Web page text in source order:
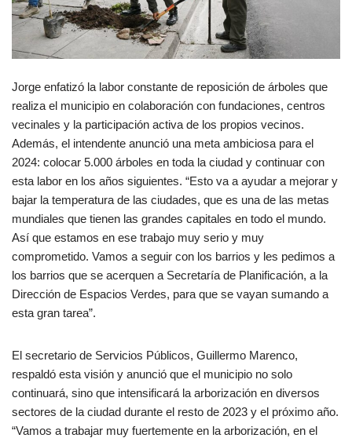
Jorge enfatizó la labor constante de reposición de árboles que
realiza el municipio en colaboración con fundaciones, centros
vecinales y la participación activa de los propios vecinos.
Además, el intendente anunció una meta ambiciosa para el
2024: colocar 5.000 árboles en toda la ciudad y continuar con
esta labor en los años siguientes. “Esto va a ayudar a mejorar y
bajar la temperatura de las ciudades, que es una de las metas
mundiales que tienen las grandes capitales en todo el mundo.
Así que estamos en ese trabajo muy serio y muy
comprometido. Vamos a seguir con los barrios y les pedimos a
los barrios que se acerquen a Secretaría de Planificación, a la
Dirección de Espacios Verdes, para que se vayan sumando a
esta gran tarea”.
El secretario de Servicios Públicos, Guillermo Marenco,
respaldó esta visión y anunció que el municipio no solo
continuará, sino que intensificará la arborización en diversos
sectores de la ciudad durante el resto de 2023 y el próximo año.
“Vamos a trabajar muy fuertemente en la arborización, en el